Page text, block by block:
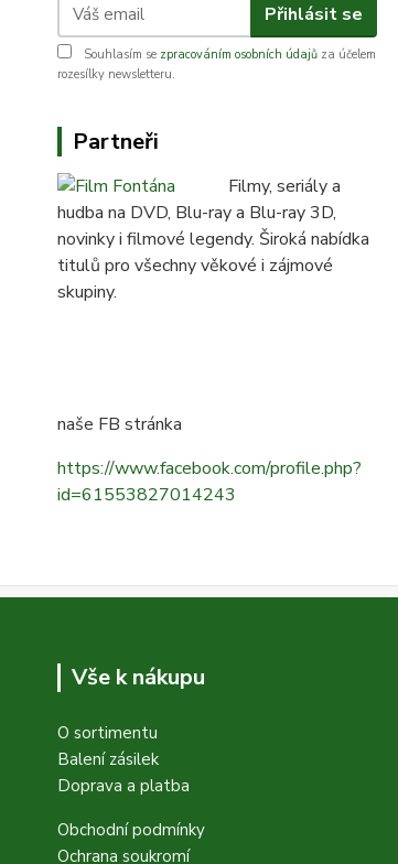
Přihlásit se
Souhlasím se zpracováním osobních údajů za účelem
rozesílky newsletteru.
Partneři
Filmy, seriály a
hudba na DVD, Blu-ray a Blu-ray 3D,
novinky i filmové legendy. Široká nabídka
titulů pro všechny věkové i zájmové
skupiny.
naše FB stránka
https://www.facebook.com/profile.php?
id=61553827014243
Vše k nákupu
O sortimentu
Balení zásilek
Doprava a platba
Obchodní podmínky
Ochrana soukromí